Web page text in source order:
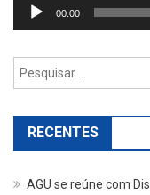
00:00
RECENTES
AGU se reúne com